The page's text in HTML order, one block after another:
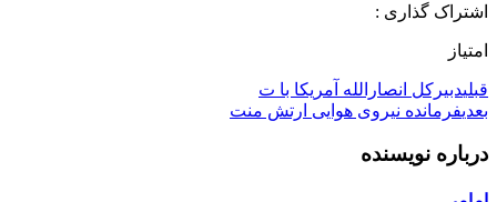
اشتراک گذاری :
امتیاز
قبلیدبیرکل انصارالله آمریکا با ت
بعدیفرمانده نیروی هوایی ارتش منت
درباره نویسنده